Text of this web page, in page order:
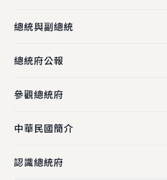
總統與副總統
總統府公報
參觀總統府
中華民國簡介
認識總統府